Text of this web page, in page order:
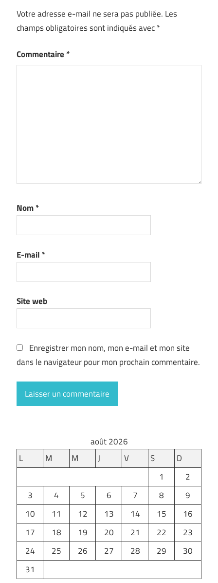
Votre adresse e-mail ne sera pas publiée. Les
champs obligatoires sont indiqués avec*
Commentaire *
Nom*
E-mail *
Site web
Enregistrer mon nom, mon e-mail et mon site
dans le navigateur pour mon prochain commentaire.
août 2026
L
M M J V S
D
1
2
3
4 5 6 7 8
9
10
11 12 13 14 15
16
17
18 19 20 21 22
23
24
25 26 27 28 29
30
31